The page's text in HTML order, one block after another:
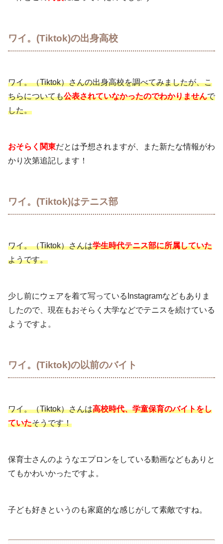
ワイ。(Tiktok)の出身高校
ワイ。（Tiktok）さんの出身高校を調べてみましたが、こ
ちらについても公表されていなかったのでわかりませんで
した。
おそらく関東だとは予想されますが、また新たな情報がわ
かり次第追記します！
ワイ。(Tiktok)はテニス部
ワイ。（Tiktok）さんは学生時代テニス部に所属していた
ようです。
少し前にウェアを着て写っているInstagramなどもありま
したので、現在もおそらく大学などでテニスを続けている
ようですよ。
ワイ。(Tiktok)の以前のバイト
ワイ。（Tiktok）さんは高校時代、学童保育のバイトをし
ていたそうです！
保育士さんのようなエプロンをしている動画などもありと
てもかわいかったですよ。
子ども好きというのも家庭的な感じがして素敵ですね。